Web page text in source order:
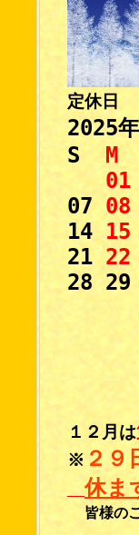
定休日
2025
S
M
01
07 08
14
21 22
28
１２月は
※ ２９
休ま
皆様の